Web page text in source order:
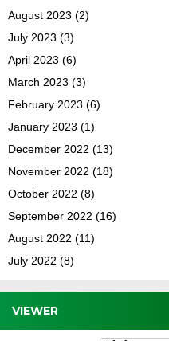
August 2023 (2)
July 2023 (3)
April 2023 (6)
March 2023 (3)
February 2023 (6)
January 2023 (1)
December 2022 (13)
November 2022 (18)
October 2022 (8)
September 2022 (16)
August 2022 (11)
July 2022 (8)
VIEWER